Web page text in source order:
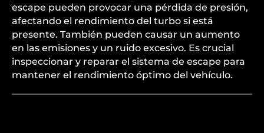
escape pueden provocar una pérdida de presión,
afectando el rendimiento del turbo si está
presente. También pueden causar un aumento
en las emisiones y un ruido excesivo. Es crucial
inspeccionar y reparar el sistema de escape para
mantener el rendimiento óptimo del vehículo.